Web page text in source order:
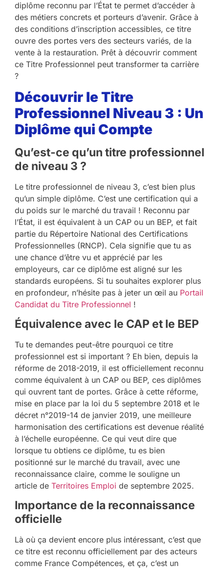
diplôme reconnu par l’État te permet d’accéder à
des métiers concrets et porteurs d’avenir. Grâce à
des conditions d’inscription accessibles, ce titre
ouvre des portes vers des secteurs variés, de la
vente à la restauration. Prêt à découvrir comment
ce Titre Professionnel peut transformer ta carrière
?
Découvrir le Titre
Professionnel Niveau 3 : Un
Diplôme qui Compte
Qu’est-ce qu’un titre professionnel
de niveau 3 ?
Le titre professionnel de niveau 3, c’est bien plus
qu’un simple diplôme. C’est une certification qui a
du poids sur le marché du travail ! Reconnu par
l’État, il est équivalent à un CAP ou un BEP, et fait
partie du Répertoire National des Certifications
Professionnelles (RNCP). Cela signifie que tu as
une chance d’être vu et apprécié par les
employeurs, car ce diplôme est aligné sur les
standards européens. Si tu souhaites explorer plus
en profondeur, n’hésite pas à jeter un œil au Portail
Candidat du Titre Professionnel !
Équivalence avec le CAP et le BEP
Tu te demandes peut-être pourquoi ce titre
professionnel est si important ? Eh bien, depuis la
réforme de 2018-2019, il est officiellement reconnu
comme équivalent à un CAP ou BEP, ces diplômes
qui ouvrent tant de portes. Grâce à cette réforme,
mise en place par la loi du 5 septembre 2018 et le
décret n°2019-14 de janvier 2019, une meilleure
harmonisation des certifications est devenue réalité
à l’échelle européenne. Ce qui veut dire que
lorsque tu obtiens ce diplôme, tu es bien
positionné sur le marché du travail, avec une
reconnaissance claire, comme le souligne un
article de Territoires Emploi de septembre 2025.
Importance de la reconnaissance
officielle
Là où ça devient encore plus intéressant, c’est que
ce titre est reconnu officiellement par des acteurs
comme France Compétences, et ça, c’est un